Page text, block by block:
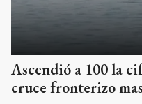
Ascendió a 100 la
cruce fronterizo